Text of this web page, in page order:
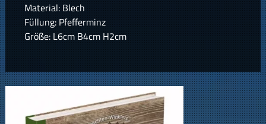
Material: Blech
Füllung: Pfefferminz
Größe: L6cm B4cm H2cm